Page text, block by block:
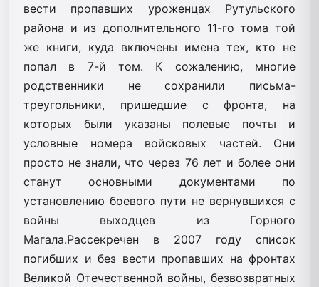
вести пропавших уроженцах Рутульского
района и из дополнительного 11-го тома той
же книги, куда включены имена тех, кто не
попал в 7-й том. К сожалению, многие
родственники не сохранили письма-
треугольники, пришедшие с фронта, на
которых были указаны полевые почты и
условные номера войсковых частей. Они
просто не знали, что через 76 лет и более они
станут основными документами по
установлению боевого пути не вернувшихся с
войны выходцев из Горного
Магала.Рассекречен в 2007 году список
погибших и без вести пропавших на фронтах
Великой Отечественной войны, безвозвратных